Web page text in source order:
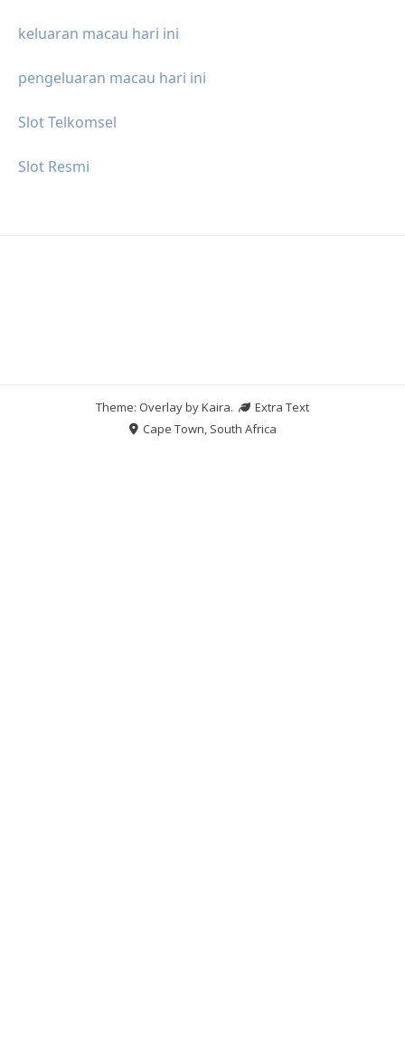
keluaran macau hari ini
pengeluaran macau hari ini
Slot Telkomsel
Slot Resmi
Theme: Overlay byKaira.
Extra Text
Cape Town, South Africa